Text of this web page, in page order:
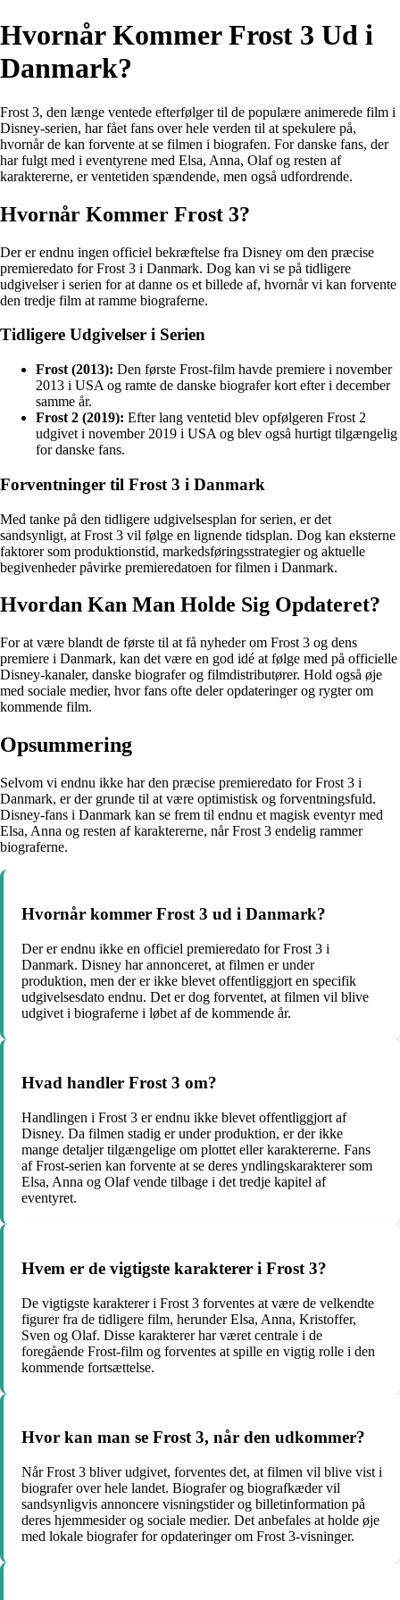
Hvornår Kommer Frost 3 Ud i
Danmark?
Frost 3, den længe ventede efterfølger til de populære animerede film i
Disney-serien, har fået fans over hele verden til at spekulere på,
hvornår de kan forvente at se filmen i biografen. For danske fans, der
har fulgt med i eventyrene med Elsa, Anna, Olaf og resten af
karaktererne, er ventetiden spændende, men også udfordrende.
Hvornår Kommer Frost 3?
Der er endnu ingen officiel bekræftelse fra Disney om den præcise
premieredato for Frost 3 i Danmark. Dog kan vi se på tidligere
udgivelser i serien for at danne os et billede af, hvornår vi kan forvente
den tredje film at ramme biograferne.
Tidligere Udgivelser i Serien
Frost (2013): Den første Frost-film havde premiere i november
2013 i USA og ramte de danske biografer kort efter i december
samme år.
Frost 2 (2019): Efter lang ventetid blev opfølgeren Frost 2
udgivet i november 2019 i USA og blev også hurtigt tilgængelig
for danske fans.
Forventninger til Frost 3 i Danmark
Med tanke på den tidligere udgivelsesplan for serien, er det
sandsynligt, at Frost 3 vil følge en lignende tidsplan. Dog kan eksterne
faktorer som produktionstid, markedsføringsstrategier og aktuelle
begivenheder påvirke premieredatoen for filmen i Danmark.
Hvordan Kan Man Holde Sig Opdateret?
For at være blandt de første til at få nyheder om Frost 3 og dens
premiere i Danmark, kan det være en god idé at følge med på officielle
Disney-kanaler, danske biografer og filmdistributører. Hold også øje
med sociale medier, hvor fans ofte deler opdateringer og rygter om
kommende film.
Opsummering
Selvom vi endnu ikke har den præcise premieredato for Frost 3 i
Danmark, er der grunde til at være optimistisk og forventningsfuld.
Disney-fans i Danmark kan se frem til endnu et magisk eventyr med
Elsa, Anna og resten af karaktererne, når Frost 3 endelig rammer
biograferne.
Hvornår kommer Frost 3 ud i Danmark?
Der er endnu ikke en officiel premieredato for Frost 3 i
Danmark. Disney har annonceret, at filmen er under
produktion, men der er ikke blevet offentliggjort en specifik
udgivelsesdato endnu. Det er dog forventet, at filmen vil blive
udgivet i biograferne i løbet af de kommende år.
Hvad handler Frost 3 om?
Handlingen i Frost 3 er endnu ikke blevet offentliggjort af
Disney. Da filmen stadig er under produktion, er der ikke
mange detaljer tilgængelige om plottet eller karaktererne. Fans
af Frost-serien kan forvente at se deres yndlingskarakterer som
Elsa, Anna og Olaf vende tilbage i det tredje kapitel af
eventyret.
Hvem er de vigtigste karakterer i Frost 3?
De vigtigste karakterer i Frost 3 forventes at være de velkendte
figurer fra de tidligere film, herunder Elsa, Anna, Kristoffer,
Sven og Olaf. Disse karakterer har været centrale i de
foregående Frost-film og forventes at spille en vigtig rolle i den
kommende fortsættelse.
Hvor kan man se Frost 3, når den udkommer?
Når Frost 3 bliver udgivet, forventes det, at filmen vil blive vist i
biografer over hele landet. Biografer og biografkæder vil
sandsynligvis annoncere visningstider og billetinformation på
deres hjemmesider og sociale medier. Det anbefales at holde øje
med lokale biografer for opdateringer om Frost 3-visninger.